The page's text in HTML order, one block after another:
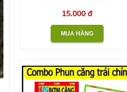
15.000 đ